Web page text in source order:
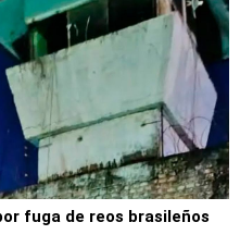
fuga de reos brasileños